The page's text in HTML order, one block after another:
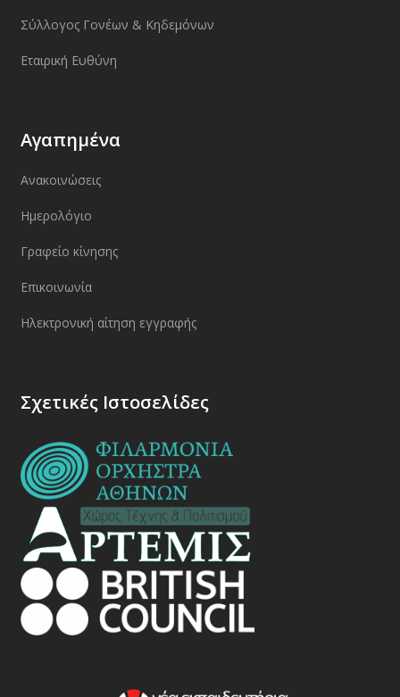
Σύλλογος Γονέων & Κηδεμόνων
Εταιρική Ευθύνη
Αγαπημένα
Ανακοινώσεις
Ημερολόγιο
Γραφείο κίνησης
Επικοινωνία
Ηλεκτρονική αίτηση εγγραφής
Σχετικές Ιστοσελίδες